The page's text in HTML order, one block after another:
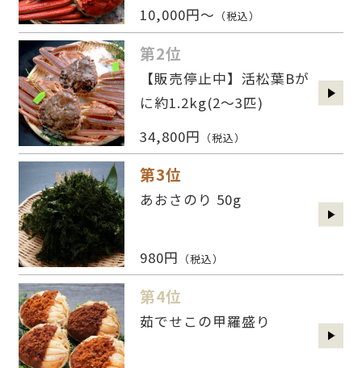
10,000円～ （税込）
第2位
【販売停止中】活松葉Bが
に約1.2kg(2〜3匹)
34,800円 （税込）
第3位
あおさのり 50g
980円 （税込）
第4位
茹でせこの甲羅盛り